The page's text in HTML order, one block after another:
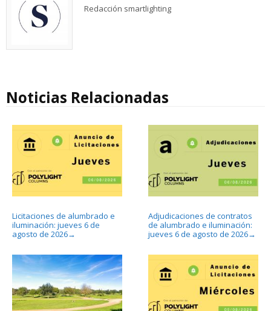
Redacción smartlighting
Noticias Relacionadas
Licitaciones de alumbrado e
iluminación: jueves 6 de
agosto de 2026→
Adjudicaciones de contratos
de alumbrado e iluminación:
jueves 6 de agosto de 2026→